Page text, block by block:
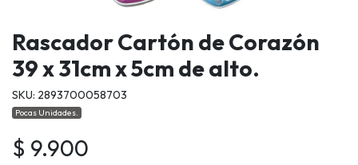
Rascador Cartón de Corazón
39 x 31cm x 5cm de alto.
SKU: 2893700058703
Pocas Unidades.
$ 9.900